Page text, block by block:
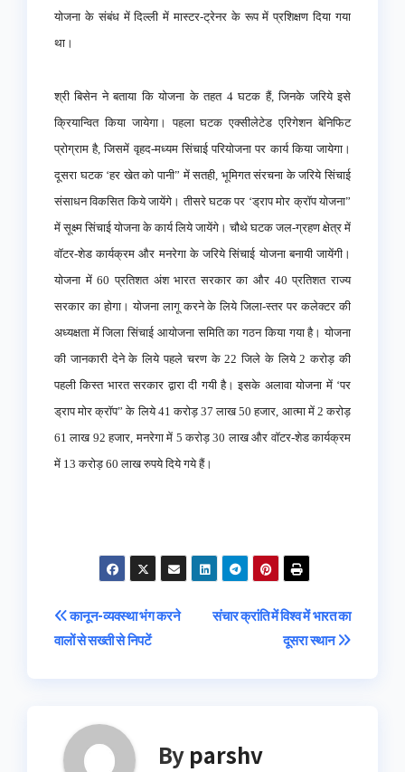
योजना के संबंध में दिल्ली में मास्टर-ट्रेनर के रूप में प्रशिक्षण दिया गया
था।
श्री बिसेन ने बताया कि योजना के तहत 4 घटक हैं, जिनके जरिये इसे
क्रियान्वित किया जायेगा। पहला घटक एक्सीलेटेड एरिगेशन बेनिफिट
प्रोग्राम है, जिसमें वृहद-मध्यम सिंचाई परियोजना पर कार्य किया जायेगा।
दूसरा घटक ‘हर खेत को पानी” में सतही, भूमिगत संरचना के जरिये सिंचाई
संसाधन विकसित किये जायेंगे। तीसरे घटक पर ‘ड्राप मोर क्रॉप योजना”
में सूक्ष्म सिंचाई योजना के कार्य लिये जायेंगे। चौथे घटक जल-ग्रहण क्षेत्र में
वॉटर-शेड कार्यक्रम और मनरेगा के जरिये सिंचाई योजना बनायी जायेंगी।
योजना में 60 प्रतिशत अंश भारत सरकार का और 40 प्रतिशत राज्य
सरकार का होगा। योजना लागू करने के लिये जिला-स्तर पर कलेक्टर की
अध्यक्षता में जिला सिंचाई आयोजना समिति का गठन किया गया है। योजना
की जानकारी देने के लिये पहले चरण के 22 जिले के लिये 2 करोड़ की
पहली किस्त भारत सरकार द्वारा दी गयी है। इसके अलावा योजना में ‘पर
ड्राप मोर क्रॉप” के लिये 41 करोड़ 37 लाख 50 हजार, आत्मा में 2 करोड़
61 लाख 92 हजार, मनरेगा में 5 करोड़ 30 लाख और वॉटर-शेड कार्यक्रम
में 13 करोड़ 60 लाख रुपये दिये गये हैं।
Post
navigation
संचार क्रांति में विश्व में भारत का
दूसरा स्थान
कानून-व्यवस्था भंग करने
वालों से सख्ती से निपटें
By parshv